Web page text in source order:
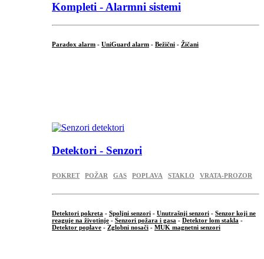
Kompleti - Alarmni sistemi
Paradox alarm - UniGuard alarm - Bežični - Žičani
Detektori - Senzori
POKRET POŽAR GAS POPLAVA STAKLO VRATA-PROZOR
Detektori pokreta - Spoljni senzori - Unutrašnji senzori - Senzor koji ne
reaguje na životinje - Senzori požara i gasa - Detektor lom stakla -
Detektor poplave - Zglobni nosači - MUK magnetni senzori